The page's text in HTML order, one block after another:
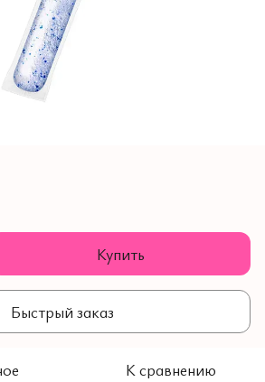
Купить
Быстрый заказ
К сравнению